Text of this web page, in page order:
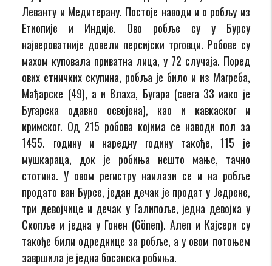
Леванту и Медитерану. Постоје наводи и о робљу из
Етиопије и Индије. Ово робље су у Бурсу
највероватније довели персијски трговци. Робове су
махом куповала приватна лица, у 72 случаја. Поред
ових етничких скупина, робља је било и из Магреба,
Мађарске (49), а и Влаха, Бугара (свега 33 иако је
Бугарска одавно освојена), као и кавкаског и
кримског. Од 215 робова којима се наводи пол за
1455. годину и наредну годину такође, 115 је
мушкараца, док је робиња нешто мање, тачно
стотина. У овом регистру наилази се и на робље
продато ван Бурсе, један дечак је продат у Једрене,
три девојчице и дечак у Галипоље, једна девојка у
Скопље и једна у Гонен (Gönen). Алеп и Кајсери су
такође били одреднице за робље, а у овом потоњем
завршила је једна босанска робиња.